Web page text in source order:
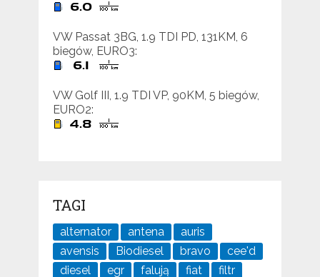
VW Passat 3BG, 1.9 TDI PD, 131KM, 6
biegów, EURO3:
VW Golf III, 1.9 TDI VP, 90KM, 5 biegów,
EURO2:
TAGI
alternator antena
auris
avensis
Biodiesel bravo
cee'd
diesel
egr falują fiat filtr